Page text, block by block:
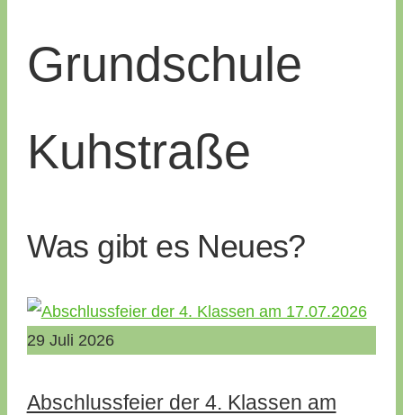
Grund­­schule
Kuh­straße
Was gibt es Neues?
29 Juli 2026
Abschlussfeier der 4. Klassen am